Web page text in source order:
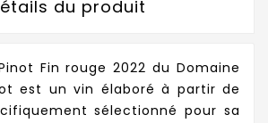
du produit
Fin rouge 2022 du Domaine
est un vin élaboré à partir de
sélectionné pour sa